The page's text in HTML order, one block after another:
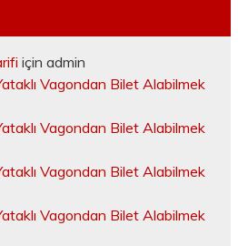
için admin
Vagondan Bilet Alabilmek
Vagondan Bilet Alabilmek
Vagondan Bilet Alabilmek
Vagondan Bilet Alabilmek